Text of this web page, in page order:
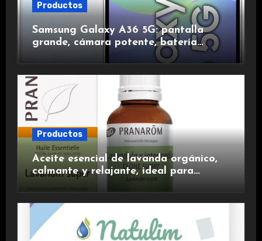
Productos
Samsung Galaxy A36 5G: pantalla
grande, cámara potente, batería
duradera y carga rápida para una
Productos
Aceite esencial de lavanda orgánico,
calmante y relajante, ideal para